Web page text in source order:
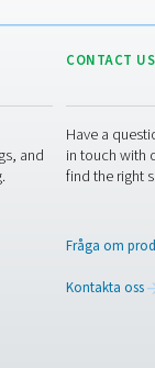
på renhet
– det